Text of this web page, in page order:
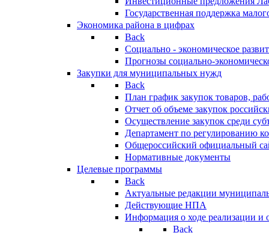
Государственная поддержка
Экономика района в цифрах
Back
Социально - экономическое
Прогнозы социально-
Закупки для муниципальных нужд
Back
План график закупок товаров,
Отчет об объеме закупок
Осуществление закупок среди
Департамент по регулированию
Общероссийский официальный
Нормативные документы
Целевые программы
Back
Актуальные редакции
Действующие НПА
Информация о ходе реализации
Back